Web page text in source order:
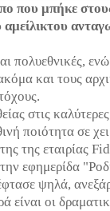
που μπήκε
πολυεθνικές, ενώ
και τους
στις
ποιότητα σε
της εταιρίας
εφημερίδα
ψηλά,
είναι οι